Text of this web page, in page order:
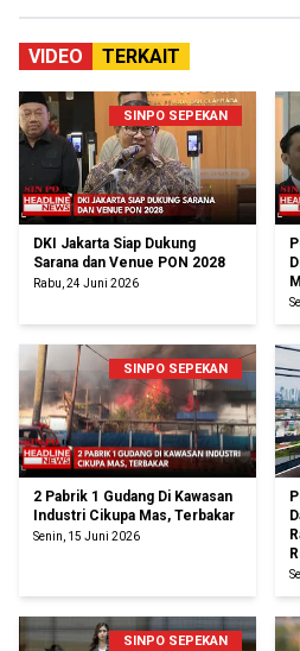
VIDEO TERKAIT
SINPO SEPEKAN
DKI Jakarta Siap Dukung
Sarana dan Venue PON 2028
Rabu, 24 Juni 2026
SINPO SEPEKAN
2 Pabrik 1 Gudang Di Kawasan
Industri Cikupa Mas, Terbakar
Senin, 15 Juni 2026
SINPO SEPEKAN